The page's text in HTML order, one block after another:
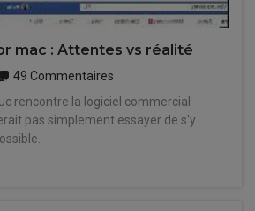
mac : Attentes vs réalité
49 Commentaires
rencontre la logiciel commercial
pas simplement essayer de s'y